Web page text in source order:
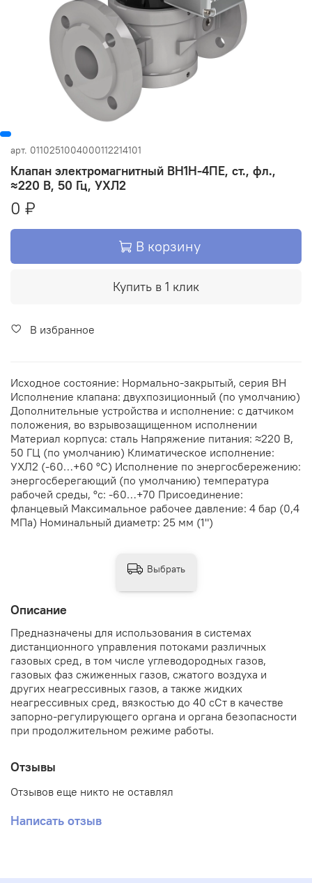
арт. 0110251004000112214101
Клапан электромагнитный ВН1Н-4ПЕ, ст., фл.,
≈220 В, 50 Гц, УХЛ2
0 ₽
В корзину
Купить в 1 клик
В избранное
Исходное состояние: Нормально-закрытый, серия ВН
Исполнение клапана: двухпозиционный (по умолчанию)
Дополнительные устройства и исполнение: с датчиком
положения, во взрывозащищенном исполнении
Материал корпуса: сталь Напряжение питания: ≈220 В,
50 ГЦ (по умолчанию) Климатическое исполнение:
УХЛ2 (-60…+60 °С) Исполнение по энергосбережению:
энергосберегающий (по умолчанию) температура
рабочей среды, °с: -60…+70 Присоединение:
фланцевый Максимальное рабочее давление: 4 бар (0,4
МПа) Номинальный диаметр: 25 мм (1")
Описание
Предназначены для использования в системах
дистанционного управления потоками различных
газовых сред, в том числе углеводородных газов,
газовых фаз сжиженных газов, сжатого воздуха и
других неагрессивных газов, а также жидких
неагрессивных сред, вязкостью до 40 сСт в качестве
запорно-регулирующего органа и органа безопасности
при продолжительном режиме работы.
Отзывы
Отзывов еще никто не оставлял
Написать отзыв
Выбрать